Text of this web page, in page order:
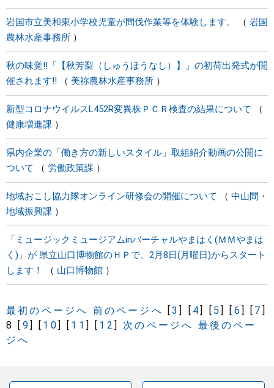
岩国市立美和東小学校児童が間伐作業等を体験します。
岩国
農林水産事務所
秋の味覚!!「【秋芳梨（しゅうほうなし）】」の初荷出発式が開
催されます!!
美祢農林水産事務所
新型コロナウイルスL452R変異株ＰＣＲ検査の結果について
健康増進課
県内企業の「働き方の新しいスタイル」取組紹介動画の公開に
ついて
労働政策課
地域おこし協力隊オンライン研修会の開催について
中山間・
地域振興課
「ミュージックミュージアムinバーチャルやまはく(ＭＭやまは
く)」が 県立山口博物館のＨＰで、2月8日(月曜日)からスタート
します！
山口博物館
最初のページへ 前のページへ [3] [ 4] [ 5] [ 6 ] [ 7 ]
8
[ 9] [ 10] [ 11 ] [ 12 ] 次のページへ 最後のペー
ジへ